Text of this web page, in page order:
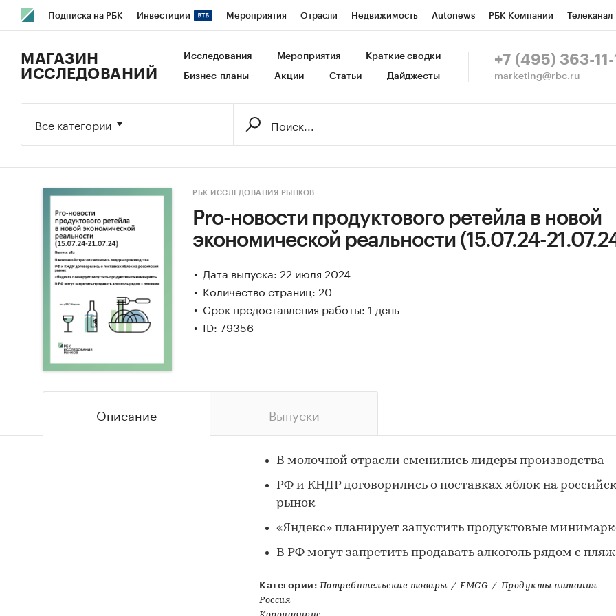
Подписка на РБК Инвестиции Мероприятия Отрасли Недвижимость Autonews РБК Компании Телеканал
Исследования Кредитные рейтинги Франшизы Газета Спецпроекты СПб Конференции СПб Спецпроекты
МАГАЗИН
ИССЛЕДОВАНИЙ
Исследования Мероприятия Краткие сводки
Бизнес-планы Акции Статьи Дайджесты
+7 (495) 363-11-
marketing@rbc.ru
Все категории
РБК ИССЛЕДОВАНИЯ РЫНКОВ
Pro-новости продуктового ретейла в новой
экономической реальности (15.07.24-
Дата выпуска: 22 июля 2024
Количество страниц: 20
Срок предоставления работы: 1 день
ID: 79356
Описание Выпуски
В молочной отрасли сменились лидеры производства
РФ и КНДР договорились о поставках яблок на
рынок
«Яндекс» планирует запустить продуктовые
В РФ могут запретить продавать алкоголь рядом с
Категории: Потребительские товары / FMCG / Продукты питания
Россия